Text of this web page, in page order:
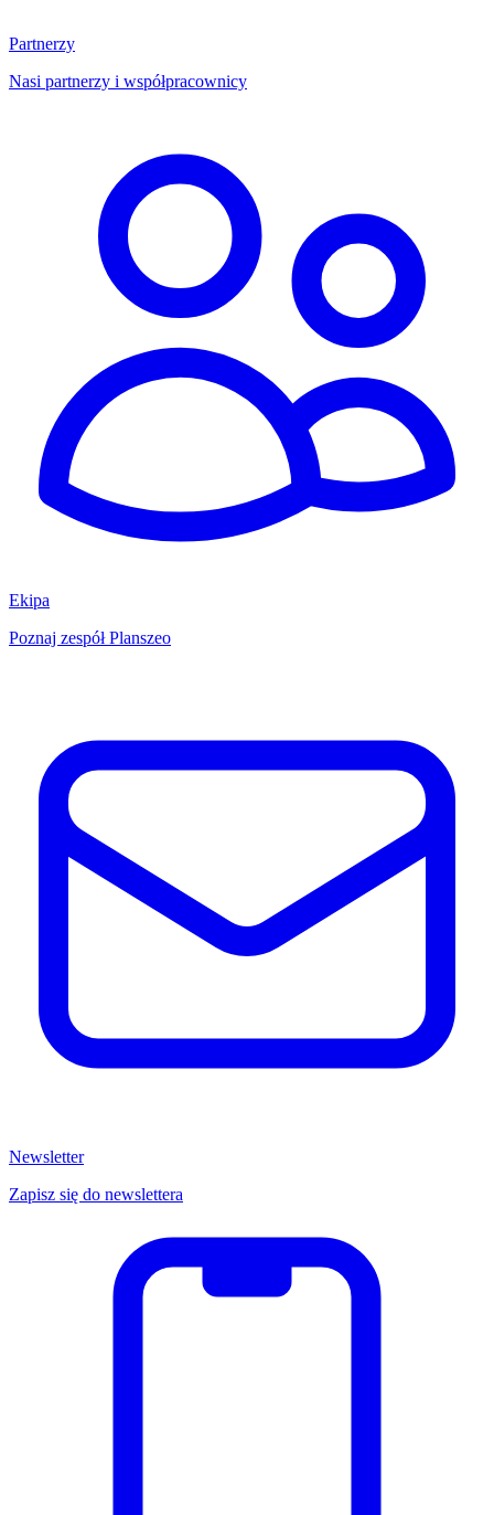
Partnerzy
Nasi partnerzy i współpracownicy
Ekipa
Poznaj zespół Planszeo
Newsletter
Zapisz się do newslettera